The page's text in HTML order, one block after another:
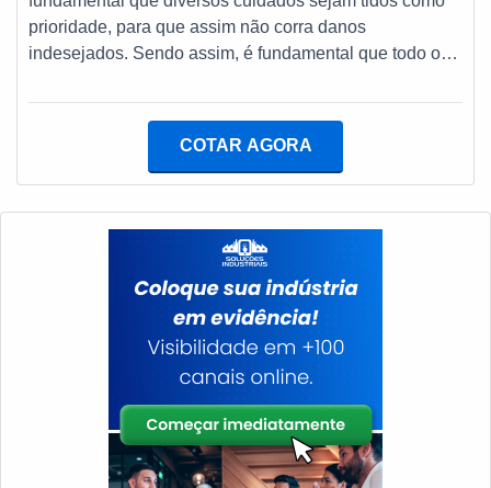
ideal para sensor de frequência para grupo gerador. A
empresa oferece opções como carregadores de bateria
e sincronizadores.Isso se deve ao fato de ser
possíveis pelo fato de a empresa possuir escritório de
alta qualidade onde são realizadas as atividades e
testes exaustivos de cada equipamento. Todos esses
proativos e trabalhadores de alta qualidade, garantem
uma entrega de excelência de ponta a ponta.Aproveite
a visita para acessar o nosso site e saber mais sobre a
empresa, nossos serviços e produtos. Se preferir, entre
em contato com um dos nossos consultores e solicite
prioridade, para que assim não corra danos
indesejados. Sendo assim, é fundamental que todo o
e que mantenham a integridade original do
todos os novos acessórios sejam da mesma marca,
caso seja necessário a substituição. Saiba quais
COTAR AGORA